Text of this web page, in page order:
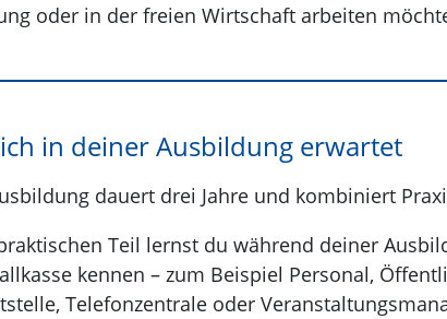
oder in der freien Wirtschaft arbeiten
in deiner Ausbildung erwartet
dauert drei Jahre und kombiniert
Teil lernst du während deiner
kennen – zum Beispiel Personal,
Telefonzentrale oder